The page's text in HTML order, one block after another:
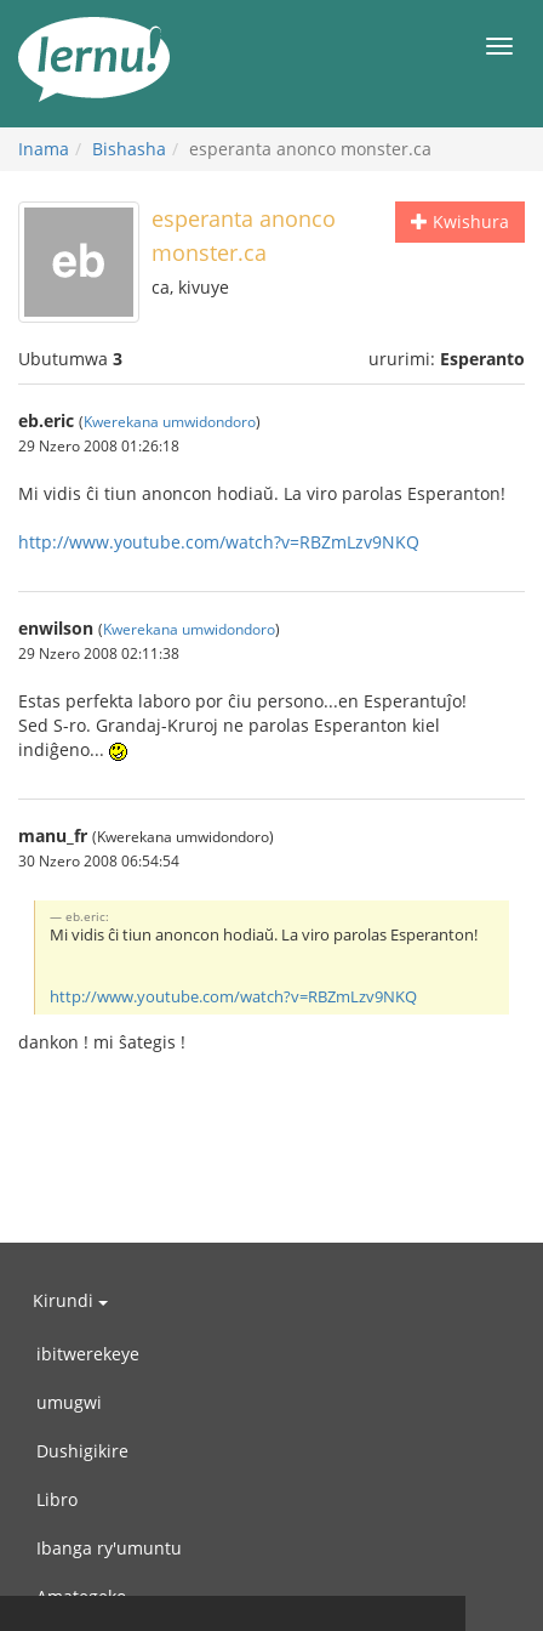
rupapuro
rw'ibirimwo
Inama Bishasha esperanta anonco monster.ca
Kwishura
esperanta anonco
monster.ca
ca, kivuye
Ubutumwa 3 ururimi: Esperanto
eb.eric (Kwerekana umwidondoro)
29 Nzero 2008 01:26:18
Mi vidis ĉi tiun anoncon hodiaŭ. La viro parolas Esperanton!
http://www.youtube.com/watch?v=RBZmLzv9NKQ
enwilson (Kwerekana umwidondoro)
29 Nzero 2008 02:11:38
Estas perfekta laboro por ĉiu persono...en Esperantuĵo!
Sed S-ro. Grandaj-Kruroj ne parolas Esperanton kiel
indiĝeno...
manu_fr (Kwerekana umwidondoro)
30 Nzero 2008 06:54:54
eb.eric:
Mi vidis ĉi tiun anoncon hodiaŭ. La viro parolas Esperanton!
http://www.youtube.com/watch?v=RBZmLzv9NKQ
dankon ! mi ŝategis !
Kirundi
ibitwerekeye
umugwi
Dushigikire
Libro
Ibanga ry'umuntu
Amategeko